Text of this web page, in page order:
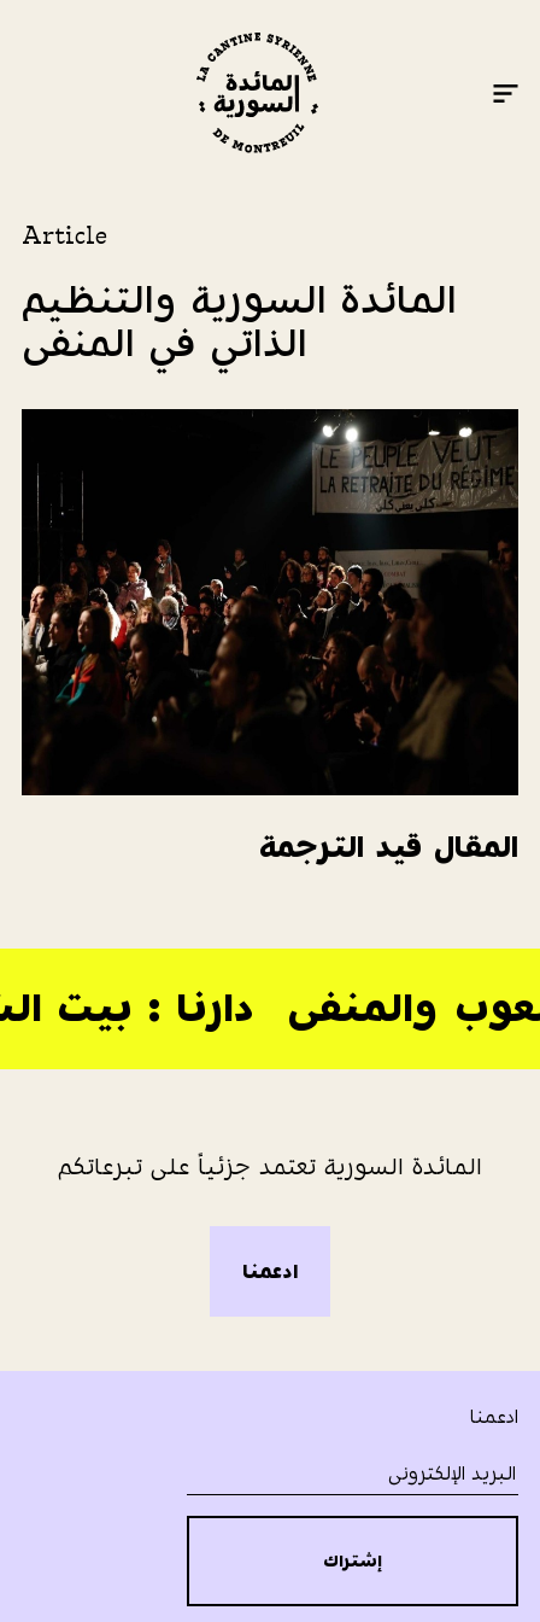
Article
المائدة السورية والتنظيم
الذاتي في المنفى
المقال قيد الترجمة
دارنا : بيت والمنفى
المائدة السورية تعتمد جزئياً على تبرعاتكم
ادعمنا
ادعمنا